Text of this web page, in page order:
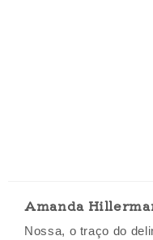
Amanda
Nossa, o traço do